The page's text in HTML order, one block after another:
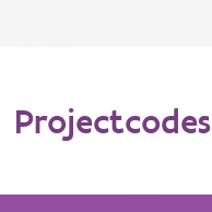
Projectcodes